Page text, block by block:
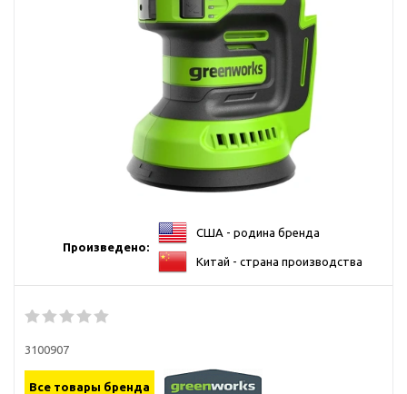
Произведено:
США - родина бренда
Китай - страна производства
3100907
Все товары бренда